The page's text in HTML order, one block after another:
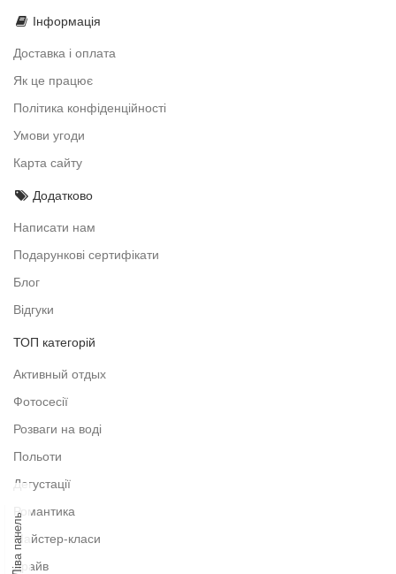
Інформація
Доставка і оплата
Як це працює
Політика конфіденційності
Умови угоди
Карта сайту
Додатково
Написати нам
Подарункові сертифікати
Блог
Відгуки
ТОП категорій
Активный отдых
Фотосесії
Розваги на воді
Польоти
Дегустації
Романтика
Майстер-класи
Драйв
Ліва панель